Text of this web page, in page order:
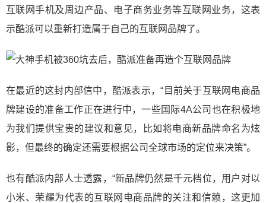
互联网手机及周边产品、电子商务业务等互联网业务，这表
示酷派可以重新打造属于自己的互联网品牌了。
在最近的这封内部信中，酷派表示，“目前关于互联网电商品
牌建设的准备工作正在进行中，一些国际4A公司也在积极地
为我们提供宝贵的建议和意见，比如将电商新品牌命名为炫
影，但最终的确定还需要根据公司全球市场的定位来决策”。
也有酷派内部人士透露，“新品牌仍然是千元档位，用户对以
小米、荣耀为代表的互联网电商品牌的关注和信赖，这更加